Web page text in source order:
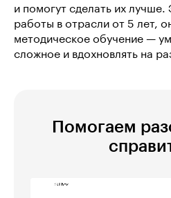
и помогут сделать их
работы в отрасли от 5 лет,
методическое обучение —
сложное и вдохновлять на
Помогаем